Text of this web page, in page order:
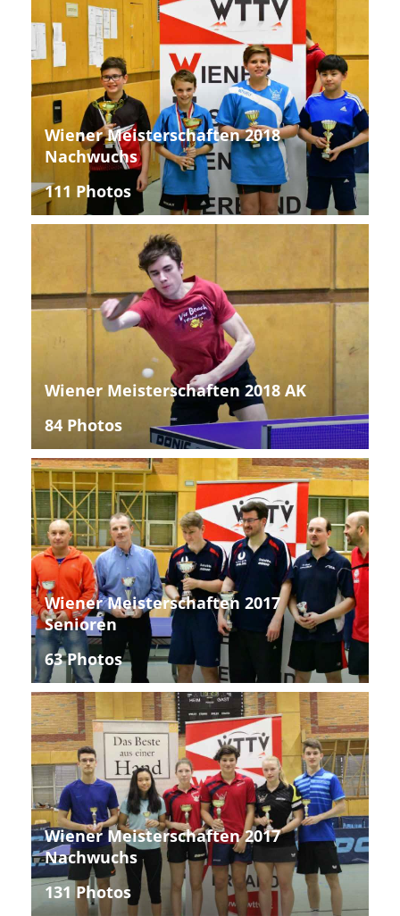
Wiener Meisterschaften 2018
Nachwuchs
111 Photos
Wiener Meisterschaften 2018 AK
84 Photos
Wiener Meisterschaften 2017
Senioren
63 Photos
Wiener Meisterschaften 2017
Nachwuchs
131 Photos